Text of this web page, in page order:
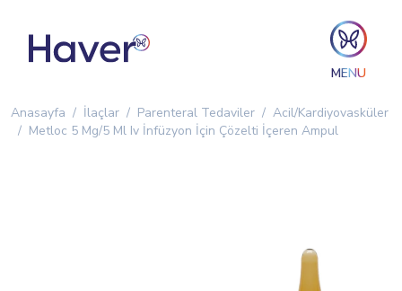
MENU
Anasayfa İlaçlar Parenteral Tedaviler
Acil/Kardiyovasküler
Metloc 5 Mg/5 Ml Iv İnfüzyon İçin Çözelti İçeren Ampul